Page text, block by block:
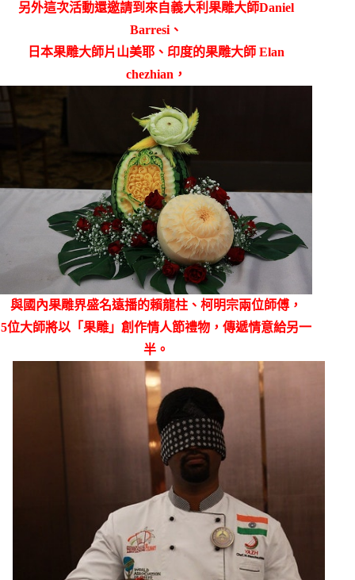
另外這次活動還邀請到來自義大利果雕大師Daniel
Barresi 、
日本果雕大師片山美耶、印度的果雕大師 Elan
chezhian，
與國內果雕界盛名遠播的賴龍柱、柯明宗兩位師傅，
5位大師將以「果雕」創作情人節禮物，傳遞情意給另一
半。